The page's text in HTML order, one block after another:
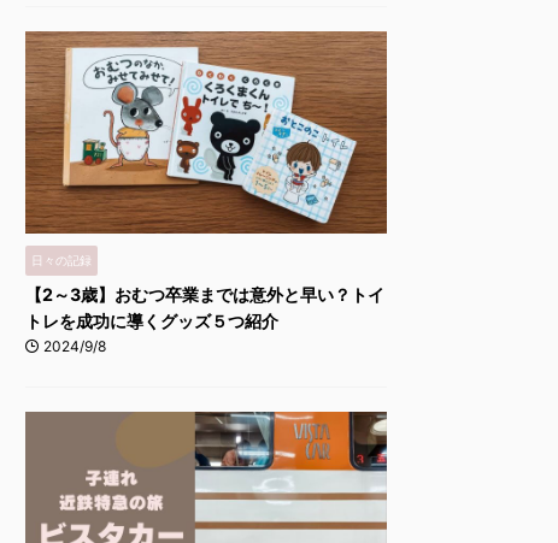
日々の記録
【2～3歳】おむつ卒業までは意外と早い？トイ
トレを成功に導くグッズ５つ紹介
2024/9/8